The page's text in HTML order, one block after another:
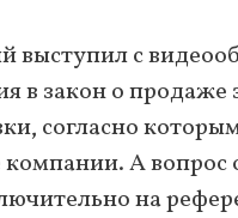
выступил с
в закон о
согласно
А
на